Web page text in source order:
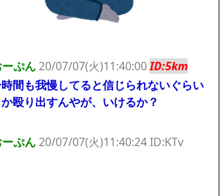
ていた4万4000円のフィギュアがヤバすぎるｗ
既婚女性」で人から様々なことを言われてき
親の教えのせいかもしれません
相互RSS
ぷん20/07/07(火)11:40:00ID:5km
間も我慢してると信じられないぐらい
殴り出すんやが、いけるか？
ぷん20/07/07(火)11:40:24 ID:KTv